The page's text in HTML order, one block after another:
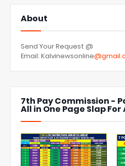
About
Send Your Request @
Email: Kalvinewsonline
7th Pay Commission -
All in One Page Slap